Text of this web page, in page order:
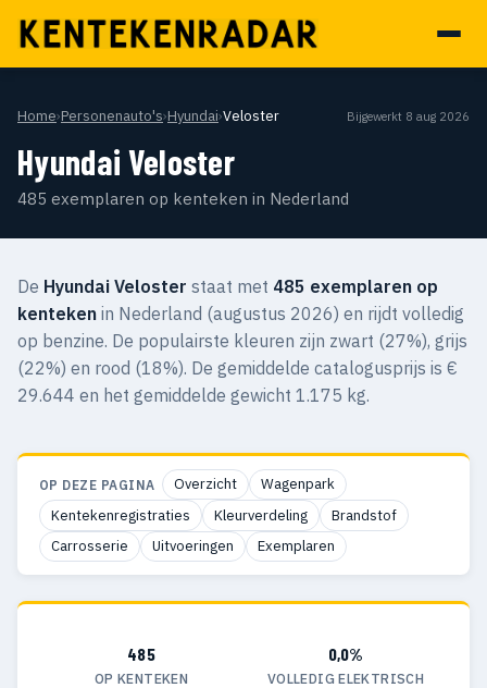
Home›Personenauto's›Hyundai›Veloster Bijgewerkt 8 aug 2026
Hyundai Veloster
485 exemplaren op kenteken in Nederland
De Hyundai Veloster staat met 485 exemplaren op
kenteken in Nederland (augustus 2026) en rijdt volledig
op benzine. De populairste kleuren zijn zwart (27%), grijs
(22%) en rood (18%). De gemiddelde catalogusprijs is €
29.644 en het gemiddelde gewicht 1.175 kg.
OP DEZE PAGINA Overzicht
Wagenpark
Kentekenregistraties
Kleurverdeling
Brandstof
Carrosserie
Uitvoeringen Exemplaren
485
OP KENTEKEN
0,0%
VOLLEDIG ELEKTRISCH